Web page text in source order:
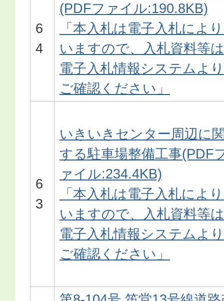
6
4
(PDFファイル:190.8KB)
「本入札は電子入札によ
いますので、入札資料等は
電子入札情報システムより
ご確認ください」
6
3
いきいきセンター周辺に
する駐車場整備工事(PDF
ァイル:234.4KB)
「本入札は電子入札によ
いますので、入札資料等は
電子入札情報システムより
ご確認ください」